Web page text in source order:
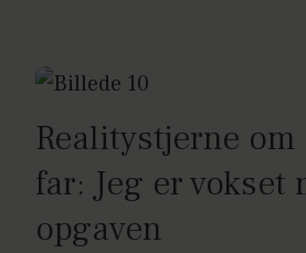
Realitystjerne
far: Jeg er vokset
opgaven